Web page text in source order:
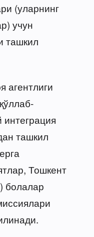
(уларнинг
учун
ташкил
агентлиги
ташкил
Тошкент
болалар